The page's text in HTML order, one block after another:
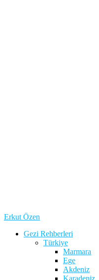
Erkut Özen
Gezi Rehberleri
Türkiye
Marmara
Ege
Akdeniz
Karadeniz